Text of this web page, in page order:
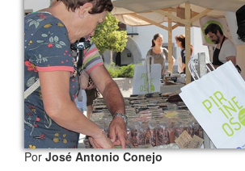
PorJosé Antonio Conejo